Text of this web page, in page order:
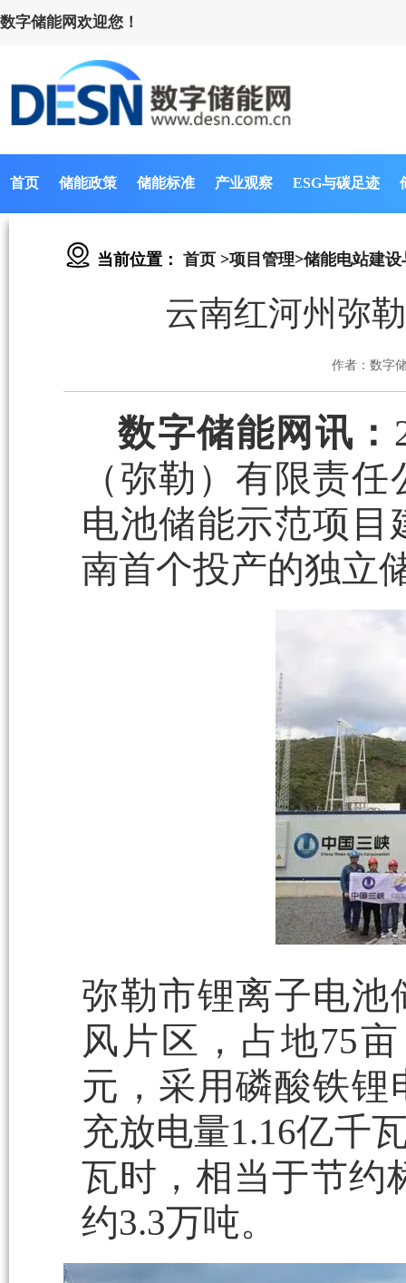
数字储能网欢迎您！
首页 储能政策 储能标准 产业观察 ESG与碳足迹
当前位置： 首页 >项目管理>储能电站建设
云南红河州弥
作者：数字
数字储能网讯：
（弥勒）有限责
电池储能示范项
南首个投产的独立
弥勒市锂离子电池
风片区，占地75
元，采用磷酸铁
充放电量1.16亿千
瓦时，相当于节约
约3.3万吨。